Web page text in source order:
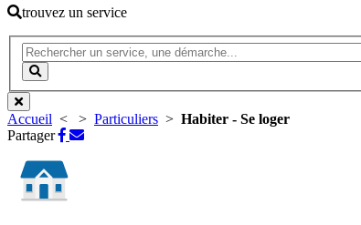
trouvez un service
Recherche
(Mot(s)
clés
de
minimum
3
caractères)
la
Accueil < > Particuliers > Habiter - Se loger
Partager
Partager
Partager